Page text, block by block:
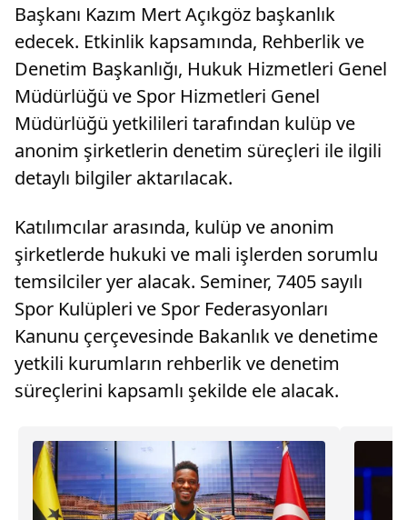
Başkanı Kazım Mert Açıkgöz başkanlık
edecek. Etkinlik kapsamında, Rehberlik ve
Denetim Başkanlığı, Hukuk Hizmetleri Genel
Müdürlüğü ve Spor Hizmetleri Genel
Müdürlüğü yetkilileri tarafından kulüp ve
anonim şirketlerin denetim süreçleri ile ilgili
detaylı bilgiler aktarılacak.
Katılımcılar arasında, kulüp ve anonim
şirketlerde hukuki ve mali işlerden sorumlu
temsilciler yer alacak. Seminer, 7405 sayılı
Spor Kulüpleri ve Spor Federasyonları
Kanunu çerçevesinde Bakanlık ve denetime
yetkili kurumların rehberlik ve denetim
süreçlerini kapsamlı şekilde ele alacak.